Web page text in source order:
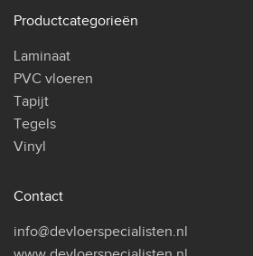
Productcategorieën
Laminaat
PVC vloeren
Tapijt
Tegels
Vinyl
Contact
info@devloerspecialisten.nl